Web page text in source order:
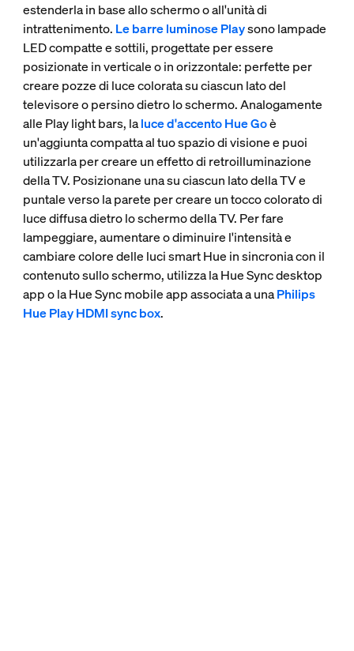
estenderla in base allo schermo o all'unità di
intrattenimento. Le barre luminose Playsono lampade
LED compatte e sottili, progettate per essere
posizionate in verticale o in orizzontale: perfette per
creare pozze di luce colorata su ciascun lato del
televisore o persino dietro lo schermo. Analogamente
alle Play light bars, laluce d'accento Hue Goè
un'aggiunta compatta al tuo spazio di visione e puoi
utilizzarla per creare un effetto di retroilluminazione
della TV. Posizionane una su ciascun lato della TV e
puntale verso la parete per creare un tocco colorato di
luce diffusa dietro lo schermo della TV. Per fare
lampeggiare, aumentare o diminuire l'intensità e
cambiare colore delle luci smart Hue in sincronia con il
contenuto sullo schermo, utilizza la Hue Sync desktop
app o la Hue Sync mobile app associata a unaPhilips
Hue Play HDMI sync box.